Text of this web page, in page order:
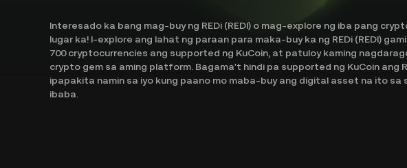
Interesado ka bang mag-buy ng REDi (REDI) o mag-explore ng iba pang
lugar ka! I-explore ang lahat ng paraan para maka-buy ka ng REDi (REDI)
700 cryptocurrencies ang supported ng KuCoin, at patuloy kaming
crypto gem sa aming platform. Bagama't hindi pa supported ng KuCoin ang
ipapakita namin sa iyo kung paano mo maba-buy ang digital asset na ito
ibaba.